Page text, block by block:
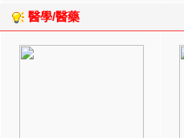
醫學/醫藥